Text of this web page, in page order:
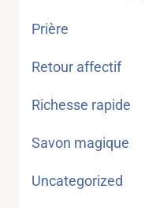
Prière
Retour affectif
Richesse rapide
Savon magique
Uncategorized